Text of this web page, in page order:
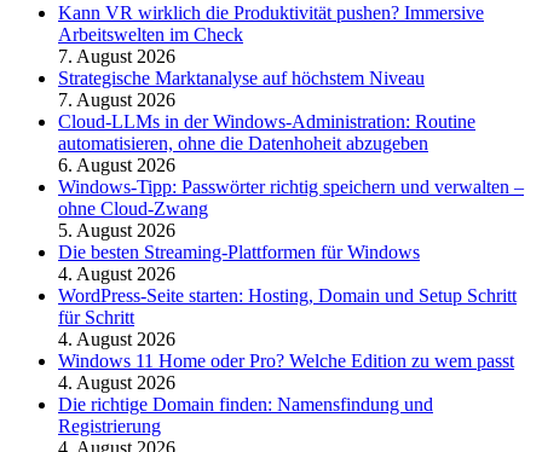
Kann VR wirklich die Produktivität pushen? Immersive
Arbeitswelten im Check
7. August 2026
Strategische Marktanalyse auf höchstem Niveau
7. August 2026
Cloud-LLMs in der Windows-Administration: Routine
automatisieren, ohne die Datenhoheit abzugeben
6. August 2026
Windows-Tipp: Passwörter richtig speichern und verwalten –
ohne Cloud-Zwang
5. August 2026
Die besten Streaming-Plattformen für Windows
4. August 2026
WordPress-Seite starten: Hosting, Domain und Setup Schritt
für Schritt
4. August 2026
Windows 11 Home oder Pro? Welche Edition zu wem passt
4. August 2026
Die richtige Domain finden: Namensfindung und
Registrierung
4. August 2026